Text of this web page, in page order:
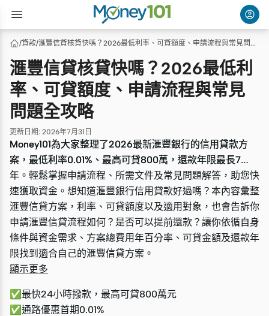
/貸款/ 滙豐信貸核貸快嗎？2026最低利率、可貸額度、申請流程與常見問題全攻略
滙豐信貸核貸快嗎？2026最低利
率、可貸額度、申請流程與常見
問題全攻略
更新日期: 2026年7月31日
Money101為大家整理了2026最新滙豐銀行的信用貸款方
案，最低利率0.01%、最高可貸800萬，還款年限最長7
年。輕鬆掌握申請流程、所需文件及常見問題解答，助您快
速獲取資金。想知道滙豐銀行信用貸款好過嗎？本內容彙整
滙豐信貸方案，利率、可貸額度以及適用對象，也會告訴你
申請滙豐信貸流程如何？是否可以提前還款？讓你依循自身
條件與資金需求、方案總費用年百分率、可貸金額及還款年
限找到適合自己的滙豐信貸方案。
Money101為大家整理了2026最新滙豐銀行的信用貸款方
案，最低利率0.01%、最高可貸800萬，還款年限最長7
年。輕鬆掌握申請流程、所需文件及常見問題解答，助您快
速獲取資金。想知道滙豐銀行信用貸款好過嗎？本內容彙整
滙豐信貸方案，利率、可貸額度以及適用對象，也會告訴你
申請滙豐信貸流程如何？是否可以提前還款？讓你依循自身
條件與資金需求、方案總費用年百分率、可貸金額及還款年
限找到適合自己的滙豐信貸方案。
顯示更多
✅最快24小時撥款，最高可貸800萬元
✅通路優惠首期0.01%